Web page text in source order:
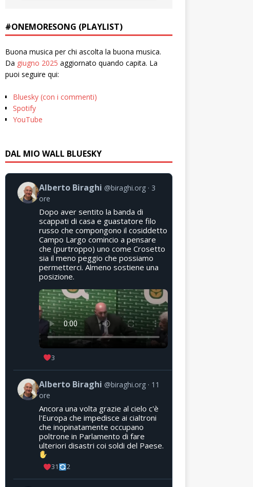
#ONEMORESONG (PLAYLIST)
Buona musica per chi ascolta la buona musica.
Da giugno 2025 aggiornato quando capita. La
puoi seguire qui:
Bluesky (con i commenti)
Spotify
YouTube
DAL MIO WALL BLUESKY
Alberto Biraghi @biraghi.org
3
ore
Dopo aver sentito la banda di
scappati di casa e guastatore filo
russo che compongono il cosiddetto
Campo Largo comincio a pensare
che (purtroppo) uno come Crosetto
sia il meno peggio che possiamo
permetterci. Almeno sostiene una
posizione.
3
Alberto Biraghi @biraghi.org
11
ore
Ancora una volta grazie al cielo c'è
l'Europa che impedisce ai cialtroni
che inopinatamente occupano
poltrone in Parlamento di fare
ulteriori disastri coi soldi del Paese.
31 2